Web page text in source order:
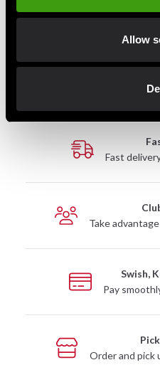
Allow
XL
Fast
Take
Swish,
Pay
Order and pick